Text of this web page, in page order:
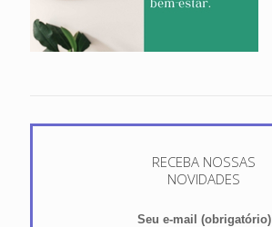
RECEBA NOSSAS
NOVIDADES
Seu e-mail (obrigatório)